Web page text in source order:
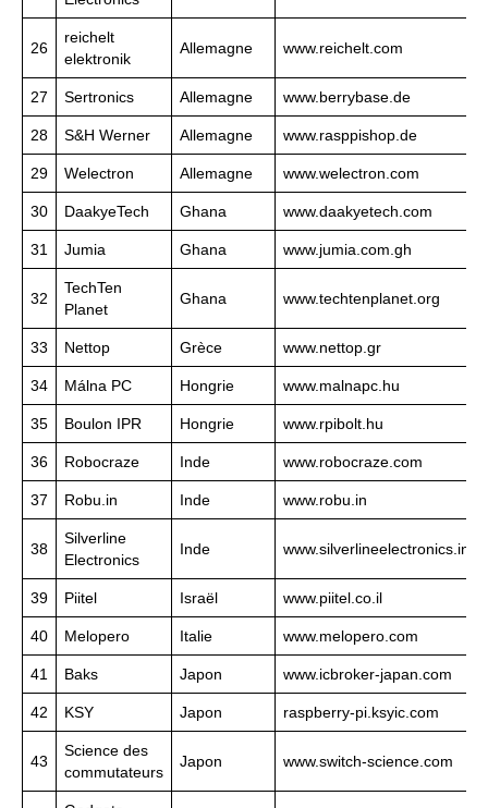
26
reichelt
elektronik
Allemagne www.reichelt.com
27 Sertronics Allemagne www.berrybase.de
28 S&H Werner Allemagne www.rasppishop.de
29 Welectron Allemagne www.welectron.com
30 DaakyeTech Ghana www.daakyetech.com
31 Jumia Ghana www.jumia.com.gh
32
TechTen
Planet
Ghana www.techtenplanet.org
33 Nettop Grèce www.nettop.gr
34 Málna PC Hongrie www.malnapc.hu
35 Boulon IPR Hongrie www.rpibolt.hu
36 Robocraze Inde www.robocraze.com
37 Robu.in Inde www.robu.in
38
Silverline
Electronics
Inde www.silverlineelectronics.in
39 Piitel Israël www.piitel.co.il
40 Melopero Italie www.melopero.com
41 Baks Japon www.icbroker-japan.com
42 KSY Japon raspberry-pi.ksyic.com
43
Science des
commutateurs
Japon www.switch-science.com